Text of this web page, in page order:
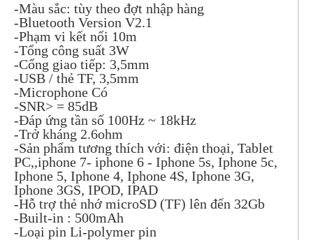
-Màu sắc: tùy theo đợt nhập hàng
-Bluetooth Version V2.1
-Phạm vi kết nối 10m
-Tổng công suất 3W
-Cổng giao tiếp: 3,5mm
-USB / thẻ TF, 3,5mm
-Microphone Có
-SNR> = 85dB
-Đáp ứng tần số 100Hz ~ 18kHz
-Trở kháng 2.6ohm
-Sản phẩm tương thích với: điện thoại, Tablet
PC,,iphone 7- iphone 6 - Iphone 5s, Iphone 5c,
Iphone 5, Iphone 4, Iphone 4S, Iphone 3G,
Iphone 3GS, IPOD, IPAD
-Hỗ trợ thẻ nhớ microSD (TF) lên đến 32Gb
-Built-in : 500mAh
-Loại pin Li-polymer pin